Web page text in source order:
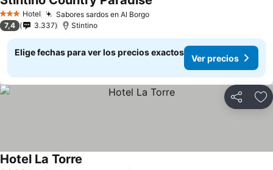
3 Estrellas
Hotel Sabores sardos en Al Borgo
7,4 3.337 Stintino
Elige fechas para ver los precios exactos
Ver precios
Compartir
Hotel La Torre